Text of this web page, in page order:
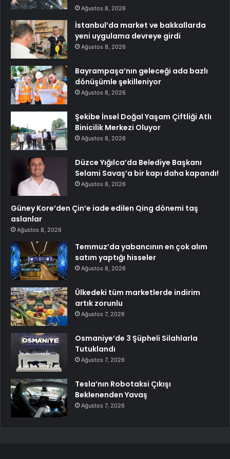
Ağustos 8, 2026
İstanbul’da market ve bakkallarda
yeni uygulama devreye girdi
Ağustos 8, 2026
Bayrampaşa’nın geleceği ada bazlı
dönüşümle şekilleniyor
Ağustos 8, 2026
Şekibe İnsel Doğal Yaşam Çiftliği Atlı
Binicilik Merkezi Oluyor
Ağustos 8, 2026
Düzce Yığılca’da Belediye Başkanı
Selami Savaş’a bir kapı daha kapandı!
Ağustos 8, 2026
Güney Kore’den Çin’e iade edilen Qing dönemi taş
aslanlar
Ağustos 8, 2026
Temmuz’da yabancının en çok alım
satım yaptığı hisseler
Ağustos 8, 2026
Ülkedeki tüm marketlerde indirim
artık zorunlu
Ağustos 7, 2026
Osmaniye’de 3 Şüpheli Silahlarla
Tutuklandı
Ağustos 7, 2026
Tesla’nın Robotaksi Çıkışı
Beklenenden Yavaş
Ağustos 7, 2026